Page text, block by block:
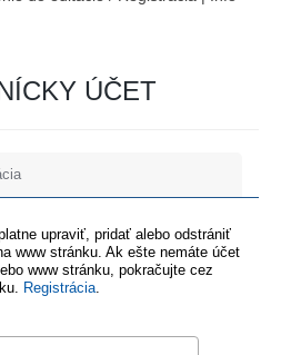
ÚČET
upraviť, pridať alebo odstrániť
www stránku. Ak ešte nemáte účet
www stránku, pokračujte cez
Registrácia.